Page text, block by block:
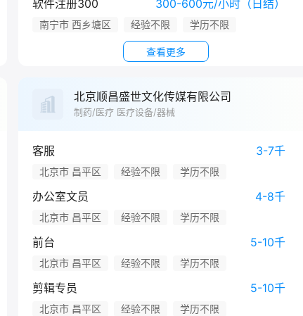
软件注册300 300-600元/小时（日结）
南宁市 西乡塘区 经验不限 学历不限
查看更多
北京顺昌盛世文化传媒有限公司
制药/医疗 医疗设备/器械
客服 3-7千
北京市 昌平区 经验不限 学历不限
办公室文员 4-8千
北京市 昌平区 经验不限 学历不限
前台 5-10千
北京市 昌平区 经验不限 学历不限
剪辑专员 5-10千
北京市 昌平区 经验不限 学历不限